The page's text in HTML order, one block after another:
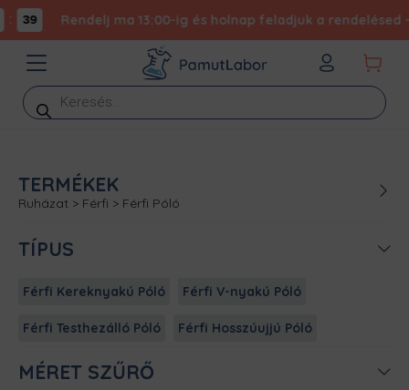
39 Rendelj ma 13:00-ig és holnap feladjuk a rendelésed -
Products
search
TERMÉKEK
Ruházat > Férfi > Férfi Póló
TÍPUS
Férfi Kereknyakú Póló Férfi V-nyakú Póló
Férfi Testhezálló Póló Férfi Hosszúujjú Póló
MÉRET SZŰRŐ